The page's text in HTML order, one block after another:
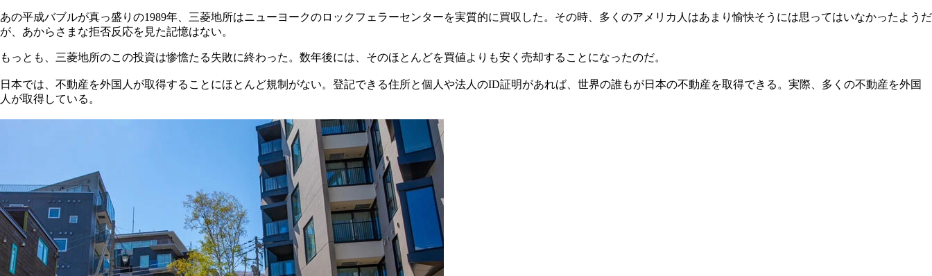
あの平成バブルが真っ盛りの1989年、三菱地所はニューヨークのロックフェラーセンターを実質的に買収した。その時、多くのアメリカ人はあまり愉快そうには思ってはいなかったようだ
が、あからさまな拒否反応を見た記憶はない。
もっとも、三菱地所のこの投資は惨憺たる失敗に終わった。数年後には、そのほとんどを買値よりも安く売却することになったのだ。
日本では、不動産を外国人が取得することにほとんど規制がない。登記できる住所と個人や法人のID証明があれば、世界の誰もが日本の不動産を取得できる。実際、多くの不動産を外国
人が取得している。